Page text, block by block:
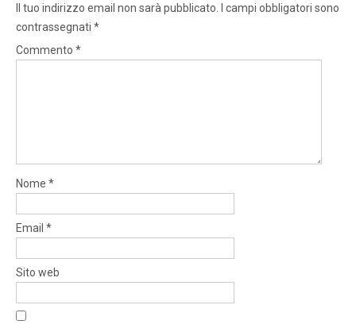
Il tuo indirizzo email non sarà pubblicato.
I campi obbligatori sono
contrassegnati *
Commento *
Nome *
Email *
Sito web